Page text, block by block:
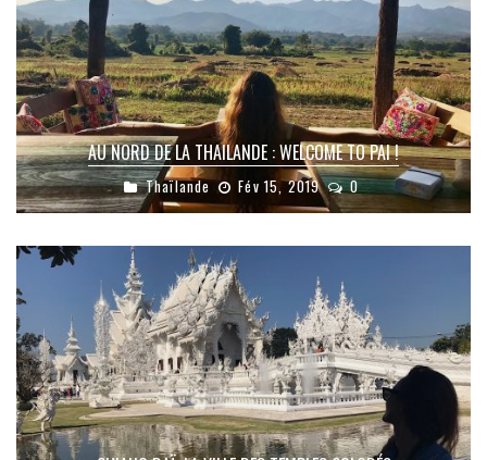
AU NORD DE LA THAILANDE : WELCOME TO PAI !
Thaïlande Fév 15, 2019 0